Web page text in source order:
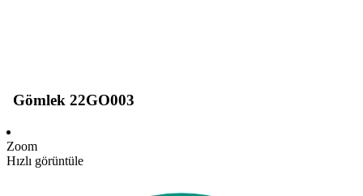
Gömlek 22GO003
Zoom
Hızlı görüntüle